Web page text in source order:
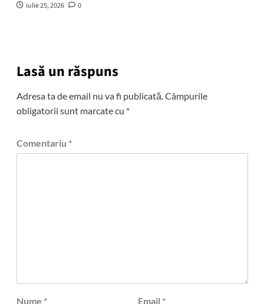
iulie 25, 2026 0
Lasă un răspuns
Adresa ta de email nu va fi publicată. Câmpurile
obligatorii sunt marcate cu *
Comentariu *
Nume * Email *